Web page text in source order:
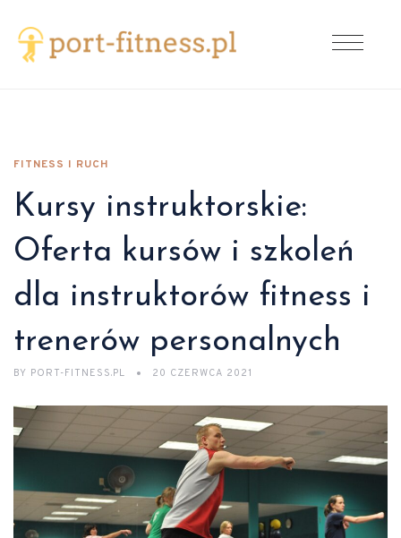
FITNESS I RUCH
Kursy instruktorskie:
Oferta kursów i szkoleń
dla instruktorów fitness i
trenerów personalnych
BY PORT-FITNESS.PL 20 CZERWCA 2021